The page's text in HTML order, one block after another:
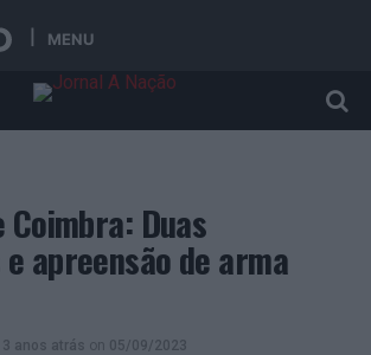
MENU
Duas
apreensão de arma
3 anos atrás on 05/09/2023